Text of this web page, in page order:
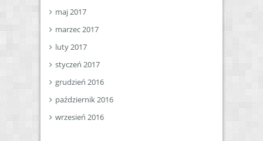
maj 2017
marzec 2017
luty 2017
styczeń 2017
grudzień 2016
październik 2016
wrzesień 2016